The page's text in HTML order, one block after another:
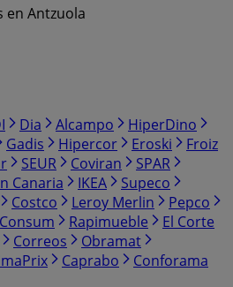
en Antzuola
Dia Alcampo
HiperDino
Gadis Hipercor Eroski
Froiz
SEUR Coviran
SPAR
Canaria IKEA
Supeco
Costco Leroy Merlin
Pepco
Consum Rapimueble
El Corte
Correos
Obramat
Caprabo Conforama